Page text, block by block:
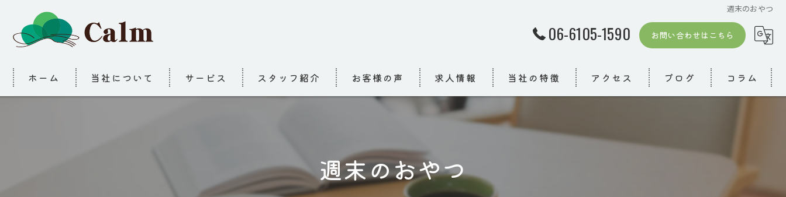
週末のおやつ
06-6105-1590 お問い合わせはこちら
ホーム 当社について サービス スタッフ紹介 お客様の声 求人情報 当社の特徴
求人
アクセス ブログ コラム
週末のおやつ